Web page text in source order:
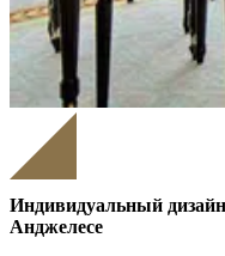
Индивидуальный
Анджелесе